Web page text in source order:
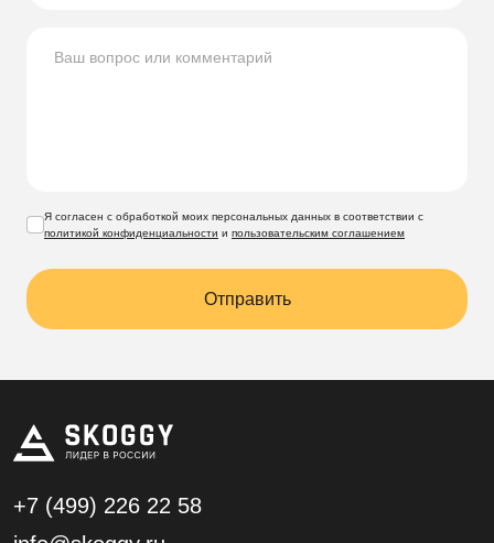
Я согласен с обработкой моих персональных данных в соответствии с
политикой конфиденциальности и пользовательским соглашением
Отправить
+7 (499) 226 22 58